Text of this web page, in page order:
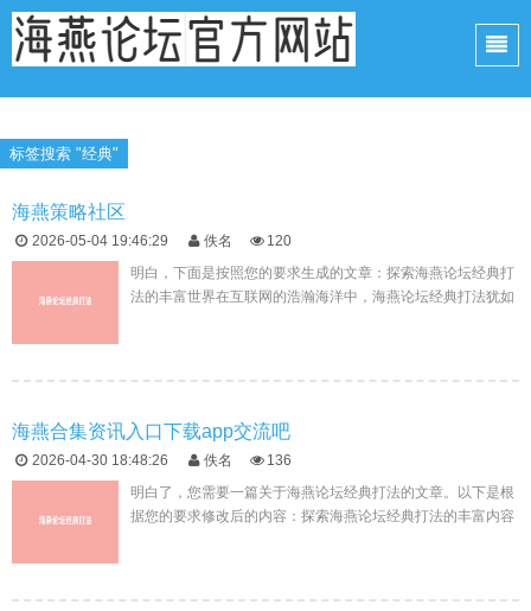
标签搜索 "经典"
海燕策略社区
2026-05-04 19:46:29 佚名
120
明白，下面是按照您的要求生成的文章：探索海燕论坛经典打
法的丰富世界在互联网的浩瀚海洋中，海燕论坛经典打法犹如
海燕合集资讯入口下载app交流吧
2026-04-30 18:48:26 佚名
136
明白了，您需要一篇关于海燕论坛经典打法的文章。以下是根
据您的要求修改后的内容：探索海燕论坛经典打法的丰富内容